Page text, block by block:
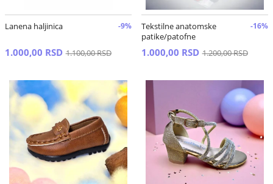
Lanena haljinica -9%
1.000,00 RSD 1.100,00 RSD
Tekstilne anatomske
patike/patofne
-16%
1.000,00 RSD 1.200,00 RSD